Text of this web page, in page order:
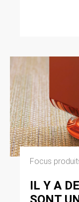
Focus
IL Y A